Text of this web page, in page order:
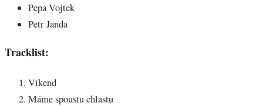
Pepa Vojtek
Petr Janda
Tracklist:
Víkend
Máme spoustu chlastu